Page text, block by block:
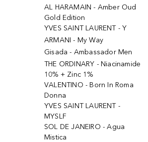
AL HARAMAIN - Amber Oud
Gold Edition
YVES SAINT LAURENT - Y
ARMANI - My Way
Gisada - Ambassador Men
THE ORDINARY - Niacinamide
10% + Zinc 1%
VALENTINO - Born In Roma
Donna
YVES SAINT LAURENT -
MYSLF
SOL DE JANEIRO - Agua
Mistica